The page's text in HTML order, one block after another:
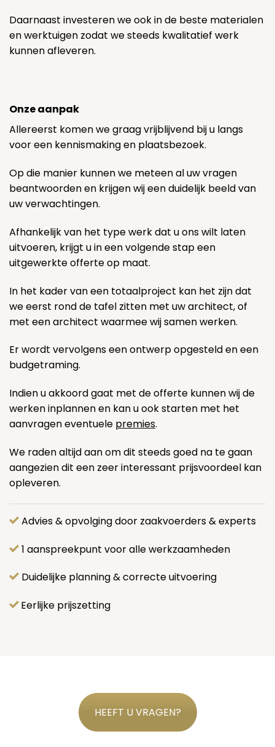
Daarnaast investeren we ook in de beste materialen
en werktuigen zodat we steeds kwalitatief werk
kunnen afleveren.
Onze aanpak
Allereerst komen we graag vrijblijvend bij u langs
voor een kennismaking en plaatsbezoek.
Op die manier kunnen we meteen al uw vragen
beantwoorden en krijgen wij een duidelijk beeld van
uw verwachtingen.
Afhankelijk van het type werk dat u ons wilt laten
uitvoeren, krijgt u in een volgende stap een
uitgewerkte offerte op maat.
In het kader van een totaalproject kan het zijn dat
we eerst rond de tafel zitten met uw architect, of
met een architect waarmee wij samen werken.
Er wordt vervolgens een ontwerp opgesteld en een
budgetraming.
Indien u akkoord gaat met de offerte kunnen wij de
werken inplannen en kan u ook starten met het
aanvragen eventuele premies.
We raden altijd aan om dit steeds goed na te gaan
aangezien dit een zeer interessant prijsvoordeel kan
opleveren.
Advies & opvolging door zaakvoerders & experts
1 aanspreekpunt voor alle werkzaamheden
Duidelijke planning & correcte uitvoering
Eerlijke prijszetting
HEEFT U VRAGEN?